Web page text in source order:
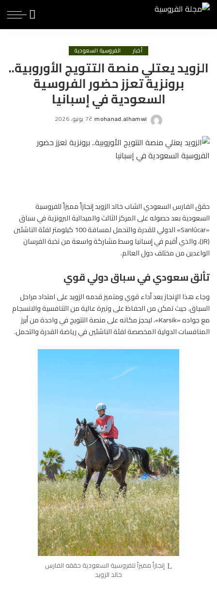
أخبار الفروسية السعودية
الزويد يعتلي منصة التتويج الأوروبية..
برونزية تعزز حضور الفروسية
السعودية في إسبانيا
Posted
mohanad.alhamwi 7 يونيو، 2026
حقق الفارس السعودي الشاب خالد الزويد إنجازاً مميزاً للفروسية
السعودية بعد حصوله على المركز الثالث والميدالية البرونزية فيسباق
«Sanlúcar»
الدولي للقدرة والتحمل لمسافة 100 كيلومتر لفئة الناشئين
(JR)، والذي أقيم في إسبانيا وسط مشاركة واسعة من نخبة الفرسان
الواعدين من مختلف دول العالم.
تألق سعودي في سباق دولي قوي
وجاء هذا الإنجاز بعد أداء قوي ومتميز قدمه الزويد على امتداد مراحل
السباق. حيث تمكن من الحفاظ على وتيرة عالية من التنافسية والانسجام
مع جواده «Karsik»، ليحجز مكانه على منصة التتويج في واحدة من أبرز
المنافسات الدولية المخصصة لفئة الناشئين في رياضة القدرة والتحمل.
إنجازاً مميزاً للفروسية السعودية حققه الفارس
خالد الزويد